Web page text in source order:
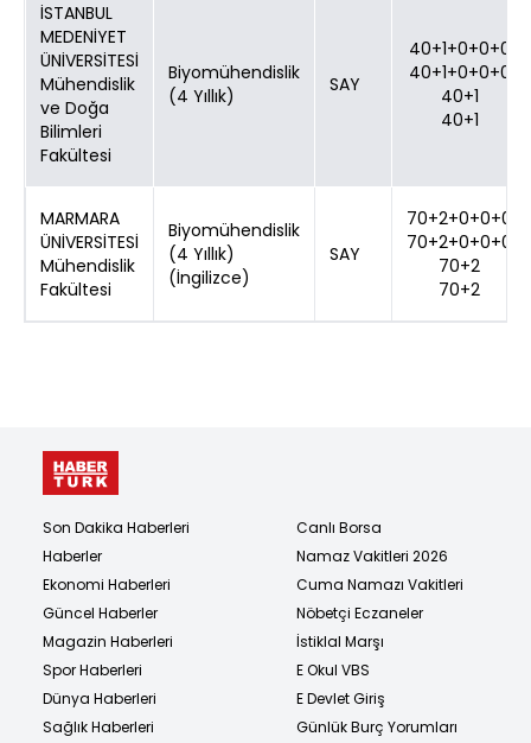
İSTANBUL
MEDENİYET
ÜNİVERSİTESİ
Mühendislik
ve Doğa
Bilimleri
Fakültesi
Biyomühendislik
(4 Yıllık)
SAY
40+1+0+0+0
40+1+0+0+0
40+1
40+1
MARMARA
ÜNİVERSİTESİ
Mühendislik
Fakültesi
Biyomühendislik
(4 Yıllık)
(İngilizce)
SAY
70+2+0+0+0
70+2+0+0+0
70+2
70+2
Son Dakika Haberleri
Haberler
Ekonomi Haberleri
Güncel Haberler
Magazin Haberleri
Spor Haberleri
Dünya Haberleri
Sağlık Haberleri
Canlı Borsa
Namaz Vakitleri 2026
Cuma Namazı Vakitleri
Nöbetçi Eczaneler
İstiklal Marşı
E Okul VBS
E Devlet Giriş
Günlük Burç Yorumları